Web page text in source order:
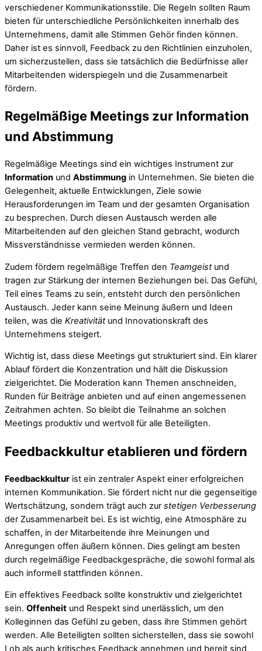
verschiedener Kommunikationsstile. Die Regeln sollten Raum
bieten für unterschiedliche Persönlichkeiten innerhalb des
Unternehmens, damit alle Stimmen Gehör finden können.
Daher ist es sinnvoll, Feedback zu den Richtlinien einzuholen,
um sicherzustellen, dass sie tatsächlich die Bedürfnisse aller
Mitarbeitenden widerspiegeln und die Zusammenarbeit
fördern.
Regelmäßige Meetings zur Information
und Abstimmung
Regelmäßige Meetings sind ein wichtiges Instrument zur
Information und Abstimmung in Unternehmen. Sie bieten die
Gelegenheit, aktuelle Entwicklungen, Ziele sowie
Herausforderungen im Team und der gesamten Organisation
zu besprechen. Durch diesen Austausch werden alle
Mitarbeitenden auf den gleichen Stand gebracht, wodurch
Missverständnisse vermieden werden können.
Zudem fördern regelmäßige Treffen den Teamgeistund
tragen zur Stärkung der internen Beziehungen bei. Das Gefühl,
Teil eines Teams zu sein, entsteht durch den persönlichen
Austausch. Jeder kann seine Meinung äußern und Ideen
teilen, was die Kreativitätund Innovationskraft des
Unternehmens steigert.
Wichtig ist, dass diese Meetings gut strukturiert sind. Ein klarer
Ablauf fördert die Konzentration und hält die Diskussion
zielgerichtet. Die Moderation kann Themen anschneiden,
Runden für Beiträge anbieten und auf einen angemessenen
Zeitrahmen achten. So bleibt die Teilnahme an solchen
Meetings produktiv und wertvoll für alle Beteiligten.
Feedbackkultur etablieren und fördern
Feedbackkultur ist ein zentraler Aspekt einer erfolgreichen
internen Kommunikation. Sie fördert nicht nur die gegenseitige
Wertschätzung, sondern trägt auch zur stetigen Verbesserung
der Zusammenarbeit bei. Es ist wichtig, eine Atmosphäre zu
schaffen, in der Mitarbeitende ihre Meinungen und
Anregungen offen äußern können. Dies gelingt am besten
durch regelmäßige Feedbackgespräche, die sowohl formal als
auch informell stattfinden können.
Ein effektives Feedback sollte konstruktiv und zielgerichtet
sein. Offenheit und Respekt sind unerlässlich, um den
Kolleginnen das Gefühl zu geben, dass ihre Stimmen gehört
werden. Alle Beteiligten sollten sicherstellen, dass sie sowohl